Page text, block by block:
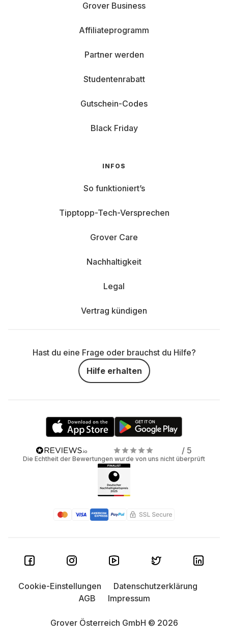
Grover Business
Affiliateprogramm
Partner werden
Studentenrabatt
Gutschein-Codes
Black Friday
INFOS
So funktioniert’s
Tipptopp-Tech-Versprechen
Grover Care
Nachhaltigkeit
Legal
Vertrag kündigen
Hast du eine Frage oder brauchst du Hilfe?
Hilfe erhalten
/ 5
Die Echtheit der Bewertungen wurde von uns nicht überprüft
Grover Österreich GmbH © 2026
Cookie-Einstellungen
Datenschutzerklärung
AGB
Impressum